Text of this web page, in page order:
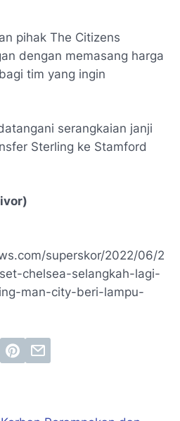
pihak The Citizens
dengan memasang harga
tim yang ingin
serangkaian janji
Sterling ke Stamford
superskor/2022/06/2
chelsea-selangkah-lagi-
man-city-beri-lampu-